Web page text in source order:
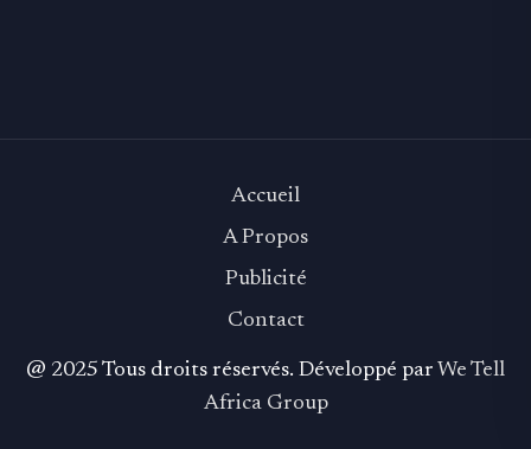
@ 2025 Tous droits réservés. Développé par We Tell
Africa Group
Accueil
A Propos
Publicité
Contact